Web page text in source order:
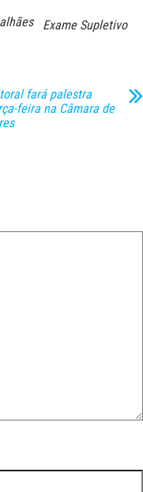
Exame Supletivo
fará palestra
feira na Câmara de